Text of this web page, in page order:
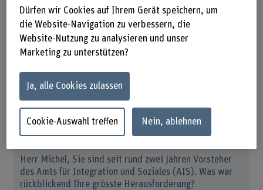
Das Interview mit Manuel Michel, Leiter Amt für
2023 statt.
Herr Michel, Sie sind seit rund zwei Jahren Vorsteher
des Amts für Integration und Soziales (AIS). Was war
rückblickend Ihre grösste Herausforderung?
Dürfen wir Cookies auf Ihrem Gerät speichern, um
die Website-Navigation zu verbessern, die
Website-Nutzung zu analysieren und unser
Marketing zu unterstützen?
Ja, alle Cookies zulassen
Cookie-Auswahl treffen Nein, ablehnen